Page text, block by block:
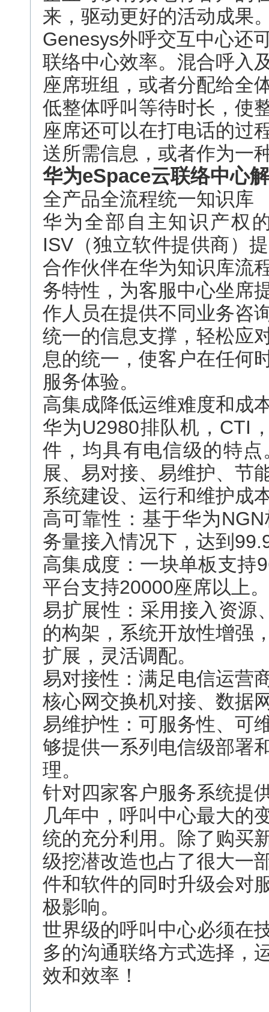
来，驱动更好的活动成果
Genesys外呼交互中心还
联络中心效率。混合呼入
座席班组，或者分配给全
低整体呼叫等待时长，使
座席还可以在打电话的过
送所需信息，或者作为一
华为eSpace云联络中心
全产品全流程统一知识库
华为全部自主知识产权
ISV（独立软件提供商）
合作伙伴在华为知识库流
务特性，为客服中心坐席
作人员在提供不同业务咨
统一的信息支撑，轻松应
息的统一，使客户在任何
服务体验。
高集成降低运维难度和成
华为U2980排队机，CTI
件，均具有电信级的特
展、易对接、易维护、节
系统建设、运行和维护成
高可靠性：基于华为
务量接入情况下，达到
高集成度：一块单板支持
平台支持20000座席以上。
易扩展性：采用接入资源
的构架，系统开放性增强
扩展，灵活调配。
易对接性：满足电信运营
核心网交换机对接、数据
易维护性：可服务性、可
够提供一系列电信级部署
理。
针对四家客户服务系统提
几年中，呼叫中心最大的
统的充分利用。除了购买
级挖潜改造也占了很大一
件和软件的同时升级会对
极影响。
世界级的呼叫中心必须在
多的沟通联络方式选择，
效和效率！